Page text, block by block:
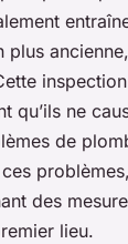
plus
qu’ils ne
de
des
lieu.